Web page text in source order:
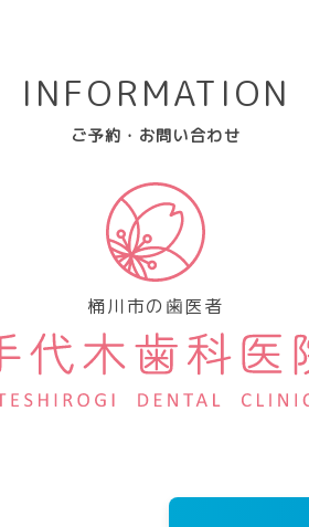
INFORMATION
ご予約・お問い合わせ
桶川市の歯医者